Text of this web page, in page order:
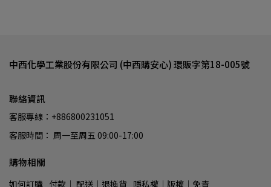
中西化學工業股份有限公司 (中西購安心) 環販字第18-005號
聯絡資訊
客服專線：+886800231051
客服時間： 周一至周五 09:00-17:00
購物相關
如何訂購 付款│ 配送│退換貨 隱私權│版權│免責